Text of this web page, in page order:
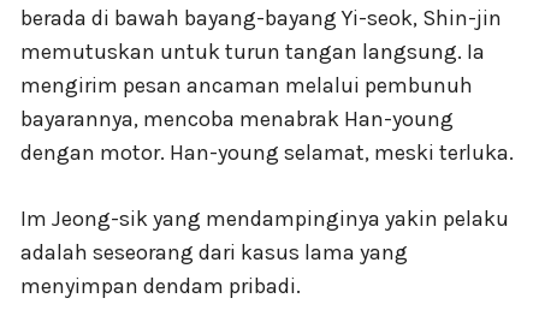
berada di bawah bayang-bayang Yi-seok, Shin-jin
memutuskan untuk turun tangan langsung. Ia
mengirim pesan ancaman melalui pembunuh
bayarannya, mencoba menabrak Han-young
dengan motor. Han-young selamat, meski terluka.
Im Jeong-sik yang mendampinginya yakin pelaku
adalah seseorang dari kasus lama yang
menyimpan dendam pribadi.